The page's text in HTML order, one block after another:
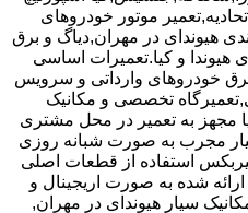
موتور خودروهای
هیوندای در مهران,دیاگ و برق
و کیا.تعمیرات اساسی
خودروهای وارداتی و سرویس
تخصصی و مکانیک
مجهز به تعمیر در محل مشتری
مجرب به صورت شبانه روزی
استفاده از قطعات اصلی
شده به صورت اریجینال و
سیار هیوندای در مهران,